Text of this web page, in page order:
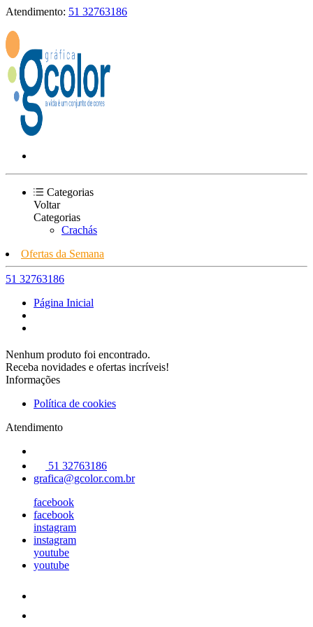
Atendimento: 51 32763186
Categorias
Voltar
Categorias
Crachás
Ofertas da Semana
51 32763186
Página Inicial
Nenhum produto foi encontrado.
Receba novidades e ofertas incríveis!
Informações
Política de cookies
Atendimento
51 32763186
grafica@gcolor.com.br
facebook
facebook
instagram
instagram
youtube
youtube